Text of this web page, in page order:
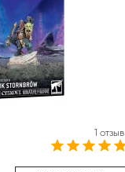
1 отзыв